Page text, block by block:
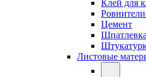
Клей для
Цемент
Шпатлевка
Листовые